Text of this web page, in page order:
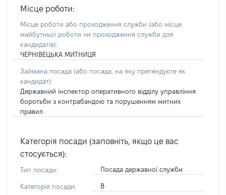
Місце роботи:
Місце роботи або проходження служби (або місце
майбутньої роботи чи проходження служби для
кандидатів):
ЧЕРНІВЕЦЬКА МИТНИЦЯ
Займана посада (або посада, на яку претендуєте як
кандидат):
Державний інспектор оперативного відділу управління
боротьби з контрабандою та порушенням митних
правил
Категорія посади (заповніть, якщо це вас
стосується):
Тип посади: Посада державної служби
Категорія посади: В